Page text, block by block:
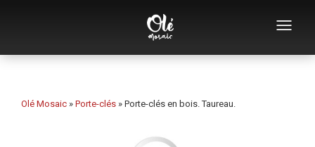
Qui sommes-nous
Olé Mosaic » Porte-clés » Porte-clés en bois. Taureau.